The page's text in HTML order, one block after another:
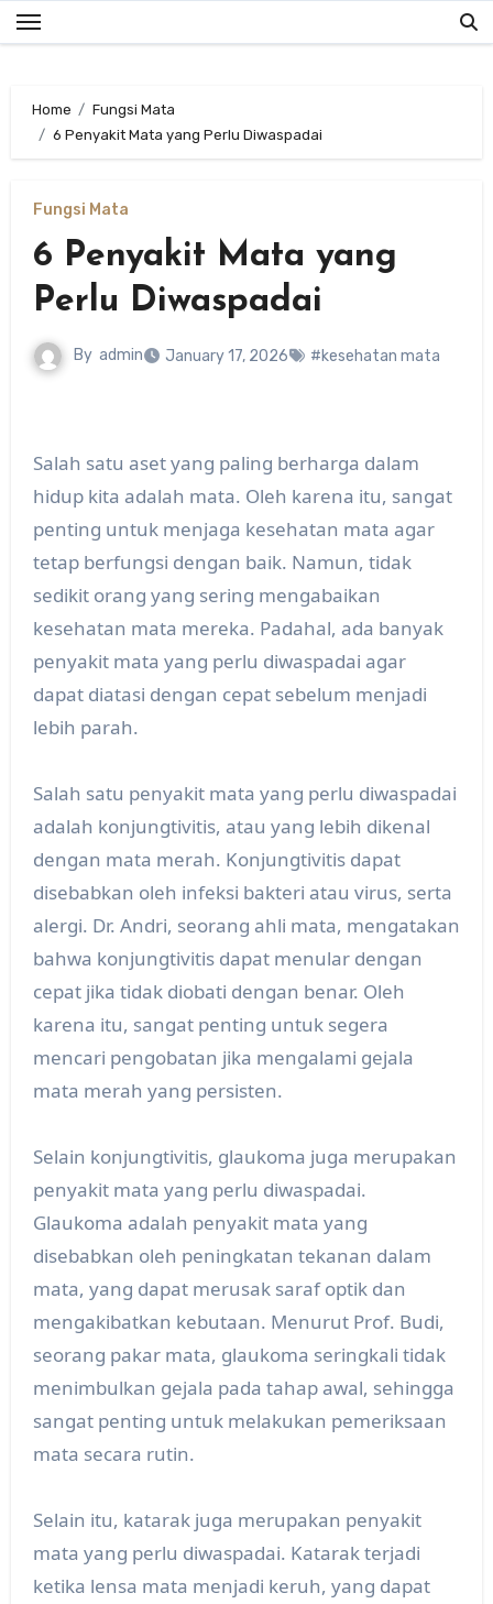
Skip
to
Home
Fungsi Mata
6 Penyakit Mata yang Perlu Diwaspadai
Fungsi Mata
6 Penyakit Mata yang
Perlu Diwaspadai
By admin January 17, 2026 #kesehatan mata
Salah satu aset yang paling berharga dalam
hidup kita adalah mata. Oleh karena itu, sangat
penting untuk menjaga kesehatan mata agar
tetap berfungsi dengan baik. Namun, tidak
sedikit orang yang sering mengabaikan
kesehatan mata mereka. Padahal, ada banyak
penyakit mata yang perlu diwaspadai agar
dapat diatasi dengan cepat sebelum menjadi
lebih parah.
Salah satu penyakit mata yang perlu diwaspadai
adalah konjungtivitis, atau yang lebih dikenal
dengan mata merah. Konjungtivitis dapat
disebabkan oleh infeksi bakteri atau virus, serta
alergi. Dr. Andri, seorang ahli mata, mengatakan
bahwa konjungtivitis dapat menular dengan
cepat jika tidak diobati dengan benar. Oleh
karena itu, sangat penting untuk segera
mencari pengobatan jika mengalami gejala
mata merah yang persisten.
Selain konjungtivitis, glaukoma juga merupakan
penyakit mata yang perlu diwaspadai.
Glaukoma adalah penyakit mata yang
disebabkan oleh peningkatan tekanan dalam
mata, yang dapat merusak saraf optik dan
mengakibatkan kebutaan. Menurut Prof. Budi,
seorang pakar mata, glaukoma seringkali tidak
menimbulkan gejala pada tahap awal, sehingga
sangat penting untuk melakukan pemeriksaan
mata secara rutin.
Selain itu, katarak juga merupakan penyakit
mata yang perlu diwaspadai. Katarak terjadi
ketika lensa mata menjadi keruh, yang dapat